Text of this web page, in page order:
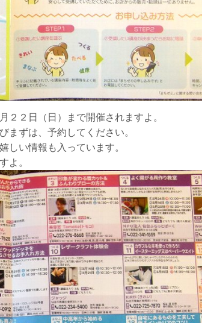
２２日（日）まで開催されますよ。
まずは、予約してください。
しい情報も入っています。
よ。